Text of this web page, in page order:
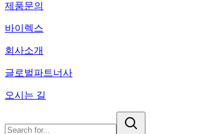
제품문의
바이렉스
회사소개
글로벌파트너사
오시는 길